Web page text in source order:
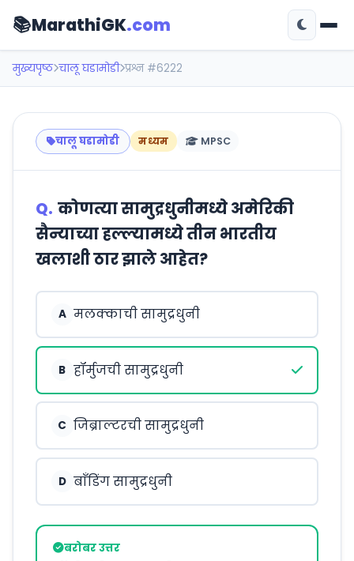
📚MarathiGK.com
मुख्यपृष्ठ चालू घडामोडी प्रश्न #6222
चालू घडामोडी मध्यम MPSC
Q. कोणत्या सामुद्रधुनीमध्ये अमेरिकी
सैन्याच्या हल्ल्यामध्ये तीन भारतीय
खलाशी ठार झाले आहेत?
A मलक्काची सामुद्रधुनी
B हॉर्मुजची सामुद्रधुनी
C जिब्राल्टरची सामुद्रधुनी
D बाँडिंग सामुद्रधुनी
बरोबर उत्तर